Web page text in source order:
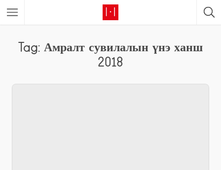
Tag: Амралт сувилалын үнэ ханш
2018